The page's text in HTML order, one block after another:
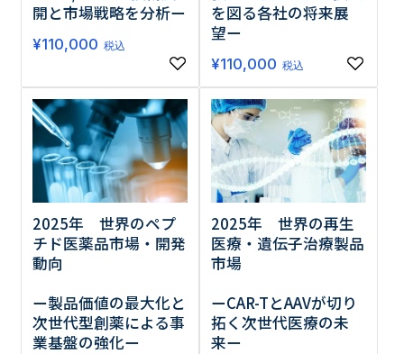
開と市場戦略を分析ー
¥110,000 税込
を図る各社の将来展
望ー
¥110,000 税込
2025年 世界のペプ
チド医薬品市場・開発
動向
ー製品価値の最大化と
次世代型創薬による事
業基盤の強化ー
2025年 世界の再生
医療・遺伝子治療製品
市場
ーCAR-TとAAVが切り
拓く次世代医療の未
来ー